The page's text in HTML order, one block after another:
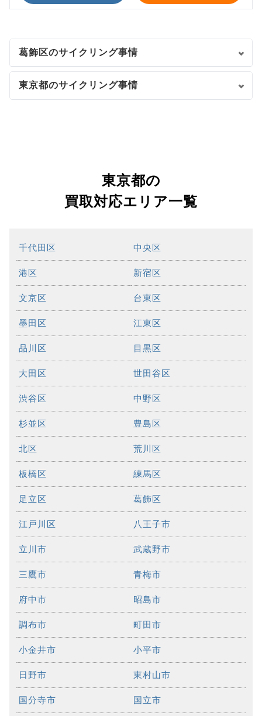
葛飾区のサイクリング事情
東京都のサイクリング事情
東京都の
買取対応エリア一覧
千代田区 中央区
港区 新宿区
文京区 台東区
墨田区 江東区
品川区 目黒区
大田区 世田谷区
渋谷区 中野区
杉並区 豊島区
北区 荒川区
板橋区 練馬区
足立区 葛飾区
江戸川区 八王子市
立川市 武蔵野市
三鷹市 青梅市
府中市 昭島市
調布市 町田市
小金井市 小平市
日野市 東村山市
国分寺市 国立市